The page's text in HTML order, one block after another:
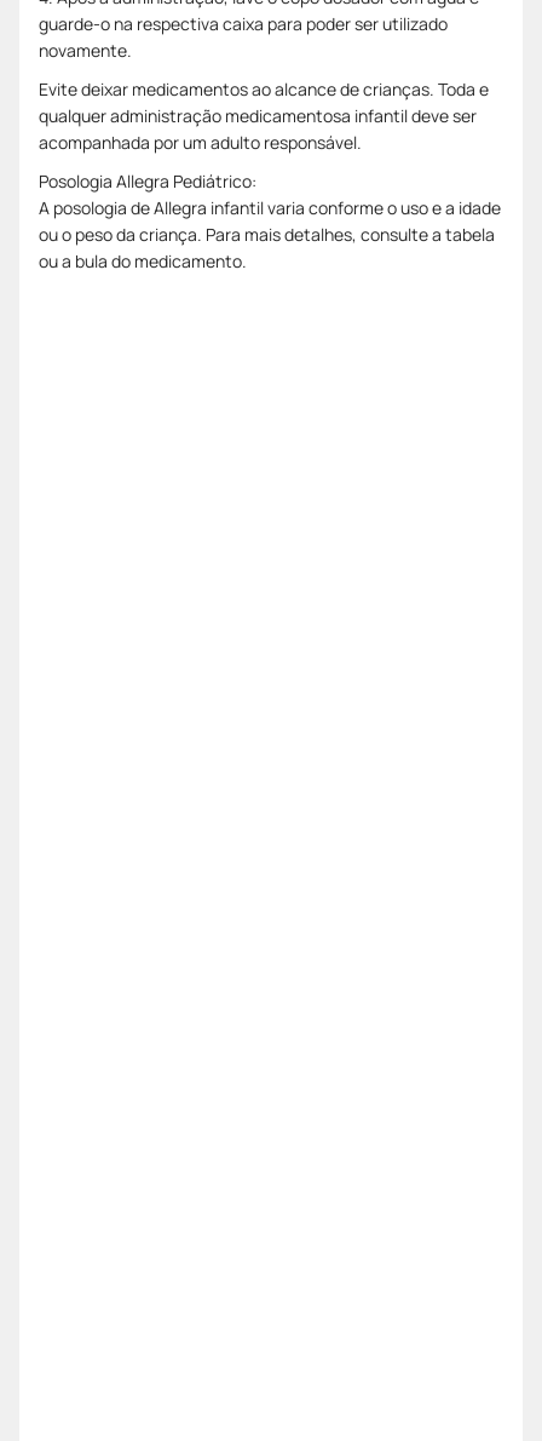
guarde-o na respectiva caixa para poder ser utilizado
novamente.
Evite deixar medicamentos ao alcance de crianças. Toda e
qualquer administração medicamentosa infantil deve ser
acompanhada por um adulto responsável.
Posologia Allegra Pediátrico:
A posologia de Allegra infantil varia conforme o uso e a idade
ou o peso da criança. Para mais detalhes, consulte a tabela
ou a bula do medicamento.